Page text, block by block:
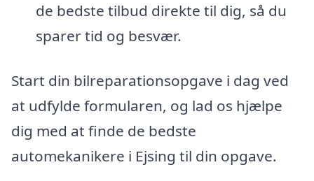
de bedste tilbud direkte til dig, så du
sparer tid og besvær.
Start din bilreparationsopgave i dag ved
at udfylde formularen, og lad os hjælpe
dig med at finde de bedste
automekanikere i Ejsing til din opgave.